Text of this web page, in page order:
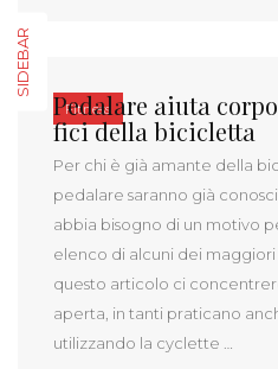
SIDEBAR
Fitness
Pedalare aiuta
fici della bicicletta
Per chi è già amante della
pedalare saranno già
abbia bisogno di un motivo
elenco di alcuni dei maggiori
questo articolo ci
aperta, in tanti praticano
utilizzando la cyclette …